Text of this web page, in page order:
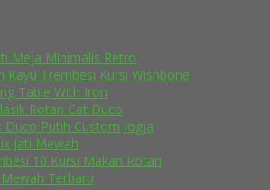
Meja Minimalis Retro
Kayu Trembesi Kursi Wishbone
Table With Iron
Rotan Cat Duco
Duco Putih Custom Jogja
Jati Mewah
10 Kursi Makan Rotan
Terbaru